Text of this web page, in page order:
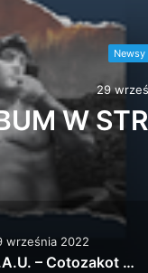
29
grudnia 2023
8 Lat Temu #joaznupia Nowy Sztigar Nad…